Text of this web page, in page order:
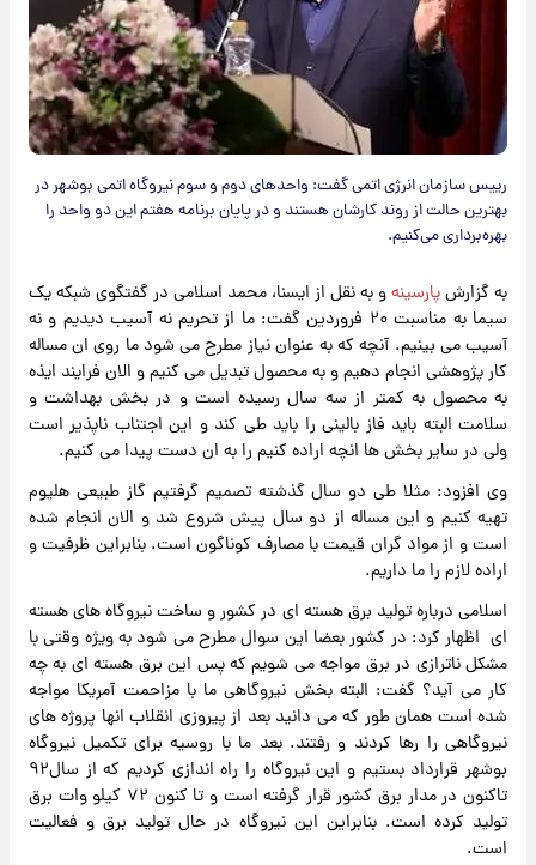
رییس سازمان انرژی اتمی گفت: واحدهای دوم و سوم نیروگاه اتمی بوشهر در
بهترین حالت از روند کارشان هستند و در پایان برنامه هفتم این دو واحد را
بهره‌برداری می‌کنیم.
به گزارشپارسینهو به نقل از ایسنا، محمد اسلامی در گفتگوی شبکه یک
سیما به مناسبت ۲۰ فروردین گفت: ما از تحریم نه آسیب دیدیم و نه
آسیب می بینیم. آنچه که به عنوان نیاز مطرح می شود ما روی ان مساله
کار پژوهشی انجام دهیم و به محصول تبدیل می کنیم و الان فرایند ایذه
به محصول به کمتر از سه سال رسیده است و در بخش بهداشت و
سلامت البته باید فاز بالینی را باید طی کند و این اجتناب ناپذیر است
ولی در سایر بخش ها انچه اراده کنیم را به ان دست پیدا می کنیم.
وی افزود: مثلا طی دو سال گذشته تصمیم گرفتیم گاز طبیعی هلیوم
تهیه کنیم و این مساله از دو سال پیش شروع شد و الان انجام شده
است و از مواد گران قیمت با مصارف کوناگون است. بنابراین ظرفیت و
اراده لازم را ما داریم.
اسلامی‌ درباره تولید برق هسته ای در کشور و ساخت نیروگاه های هسته
ای اظهار کرد: در کشور بعضا این سوال مطرح می شود به ویژه وقتی با
مشکل ناترازی در برق مواجه می شویم که پس این برق هسته ای به چه
کار می آید؟ گفت: البته بخش نیروگاهی ما با مزاحمت آمریکا مواجه
شده است همان طور که می دانید بعد از پیروزی انقلاب انها پروژه های
نیروگاهی را رها کردند و رفتند. بعد ما با روسیه برای تکمیل نیروگاه
بوشهر قرارداد بستیم و این نیروگاه را راه اندازی کردیم که از سال۹۲
تاکنون در مدار برق کشور قرار گرفته است و تا کنون ۷۲ کیلو وات برق
تولید کرده است. بنابراین این نیروگاه در حال تولید برق و فعالیت
است.